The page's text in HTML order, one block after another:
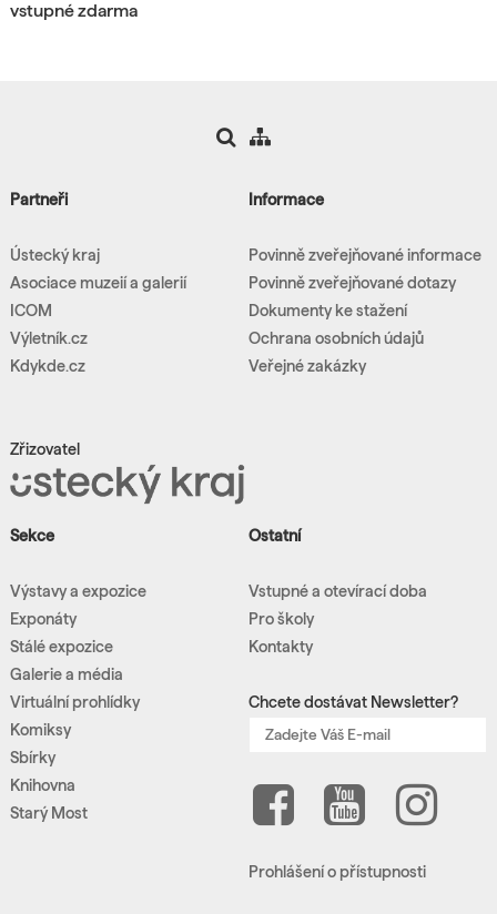
vstupné zdarma
Partneři
Ústecký kraj
Asociace muzeií a galerií
ICOM
Výletník.cz
Kdykde.cz
Zřizovatel
Informace
Povinně zveřejňované informace
Povinně zveřejňované dotazy
Dokumenty ke stažení
Ochrana osobních údajů
Veřejné zakázky
Sekce
Výstavy a expozice
Exponáty
Stálé expozice
Galerie a média
Virtuální prohlídky
Komiksy
Sbírky
Knihovna
Starý Most
Ostatní
Vstupné a otevírací doba
Pro školy
Kontakty
Chcete dostávat Newsletter?
Prohlášení o přístupnosti